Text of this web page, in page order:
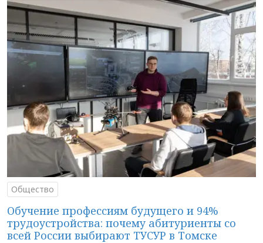
Общество
Обучение профессиям будущего и 94%
трудоустройства: почему абитуриенты со
всей России выбирают ТУСУР в Томске